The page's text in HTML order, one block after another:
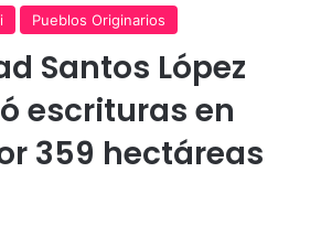
Pueblos Originarios
Santos López
escrituras en
359 hectáreas